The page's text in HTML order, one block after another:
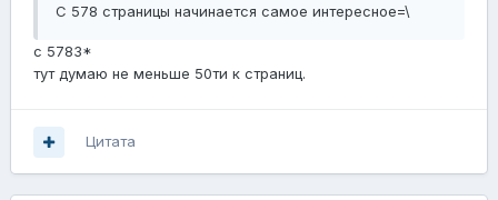
С 578 страницы начинается самое интересное=\
с 5783*
тут думаю не меньше 50ти к страниц.
Цитата